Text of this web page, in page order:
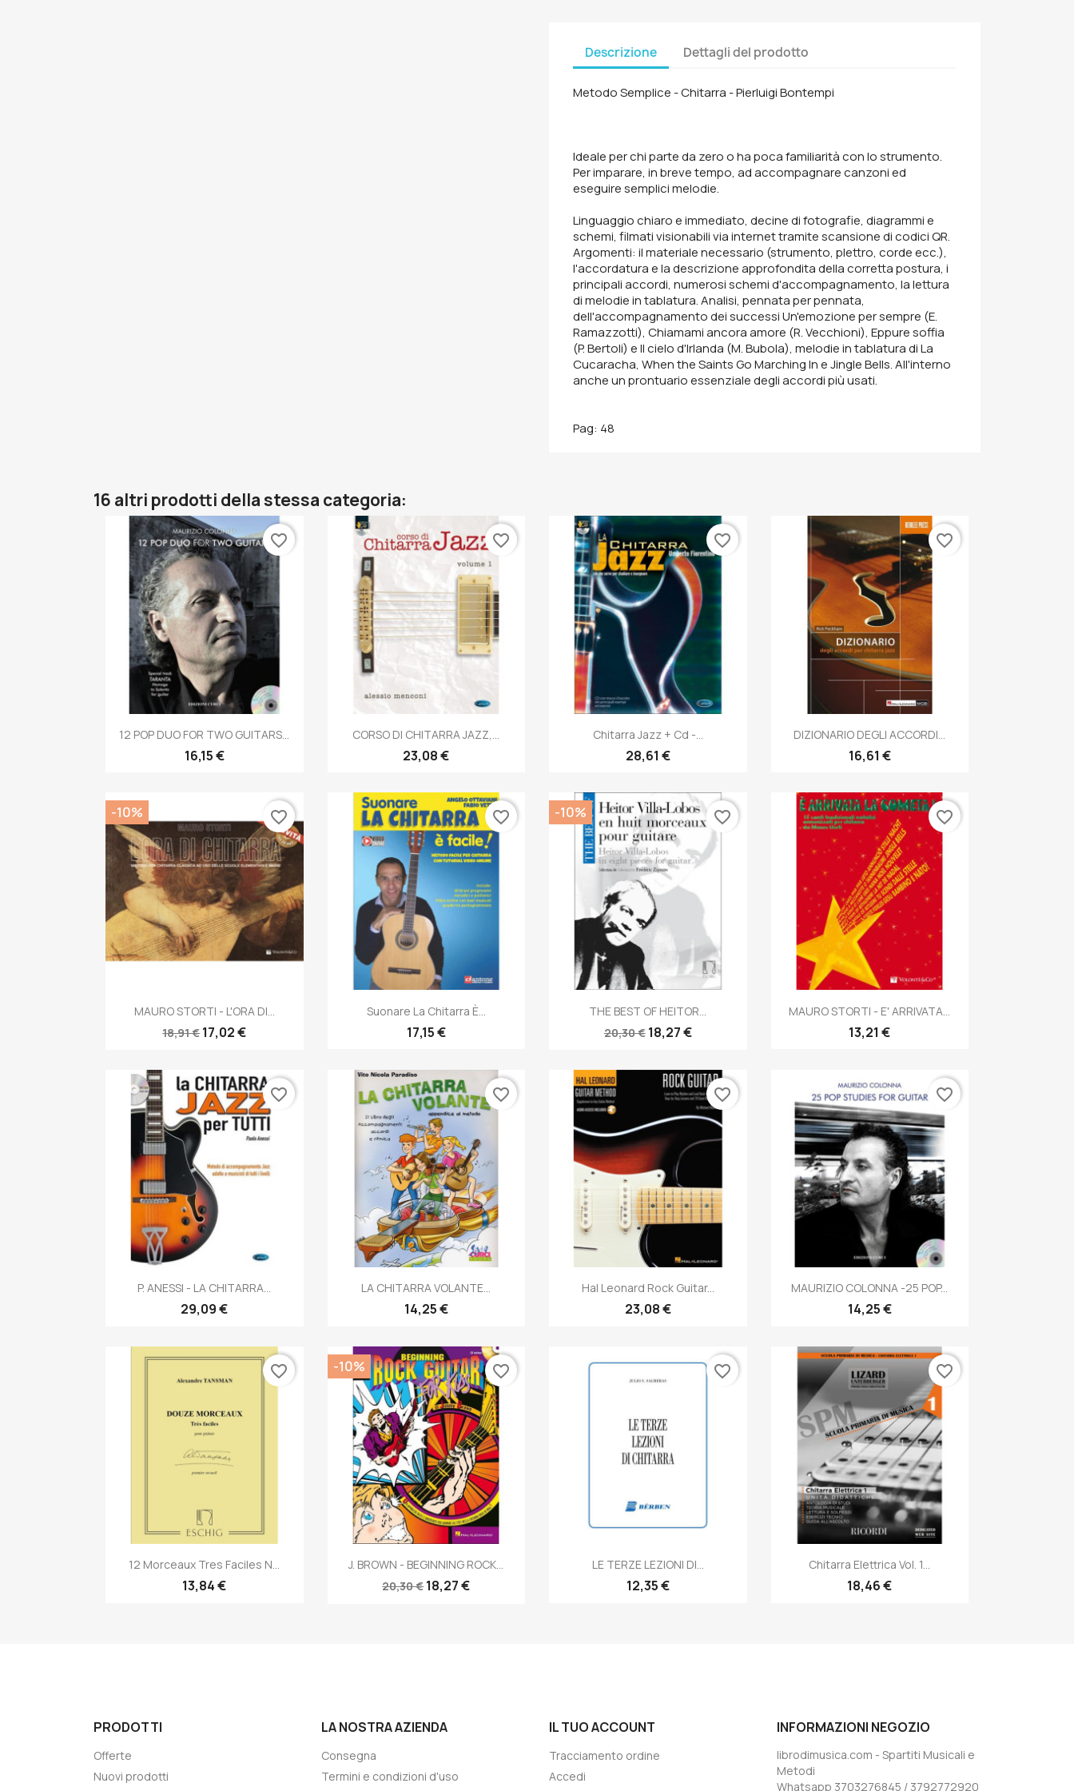
Descrizione Dettagli del prodotto
Metodo Semplice - Chitarra - Pierluigi Bontempi
Ideale per chi parte da zero o ha poca familiarità con lo strumento.
Per imparare, in breve tempo, ad accompagnare canzoni ed
eseguire semplici melodie.
Linguaggio chiaro e immediato, decine di fotografie, diagrammi e
schemi, filmati visionabili via internet tramite scansione di codici QR.
Argomenti: il materiale necessario (strumento, plettro, corde ecc.),
l'accordatura e la descrizione approfondita della corretta postura, i
principali accordi, numerosi schemi d'accompagnamento, la lettura
di melodie in tablatura. Analisi, pennata per pennata,
dell'accompagnamento dei successi Un'emozione per sempre (E.
Ramazzotti), Chiamami ancora amore (R. Vecchioni), Eppure soffia
(P. Bertoli) e Il cielo d'Irlanda (M. Bubola), melodie in tablatura di La
Cucaracha, When the Saints Go Marching In e Jingle Bells. All'interno
anche un prontuario essenziale degli accordi più usati.
Pag: 48
16 altri prodotti della stessa categoria:
Anteprima
12 POP DUO FOR TWO GUITARS...
16,15 €
favorite_border
 Anteprima
CORSO DI CHITARRA JAZZ,...
23,08 €
favorite_border
Anteprima
Chitarra Jazz + Cd -...
28,61 €
favorite_border
Anteprima
DIZIONARIO DEGLI ACCORDI...
16,61 €
favorite_border
Anteprima
MAURO STORTI - L'ORA DI...
18,91 €17,02 €
-10% favorite_border
Anteprima
Suonare La Chitarra È...
17,15 €
favorite_border
Anteprima
THE BEST OF HEITOR...
20,30 € 18,27 €
-10% favorite_border
Anteprima
MAURO STORTI - E' ARRIVATA...
13,21 €
favorite_border
Anteprima
P. ANESSI - LA CHITARRA...
29,09 €
favorite_border
Anteprima
LA CHITARRA VOLANTE...
14,25 €
favorite_border
Anteprima
Hal Leonard Rock Guitar...
23,08 €
favorite_border
Anteprima
MAURIZIO COLONNA -25 POP...
14,25 €
favorite_border
Anteprima
12 Morceaux Tres Faciles N...
13,84 €
favorite_border
 Anteprima
J. BROWN - BEGINNING ROCK...
20,30 €18,27 €
-10% favorite_border
Anteprima
LE TERZE LEZIONI DI...
12,35 €
favorite_border
Anteprima
Chitarra Elettrica Vol. 1...
18,46 €
favorite_border
PRODOTTI
Offerte
Nuovi prodotti
LA NOSTRA AZIENDA
Consegna
Termini e condizioni d'uso
IL TUO ACCOUNT
Tracciamento ordine
Accedi
INFORMAZIONI NEGOZIO
librodimusica.com - Spartiti Musicali e
Metodi
Whatsapp 3703276845 / 3792772920